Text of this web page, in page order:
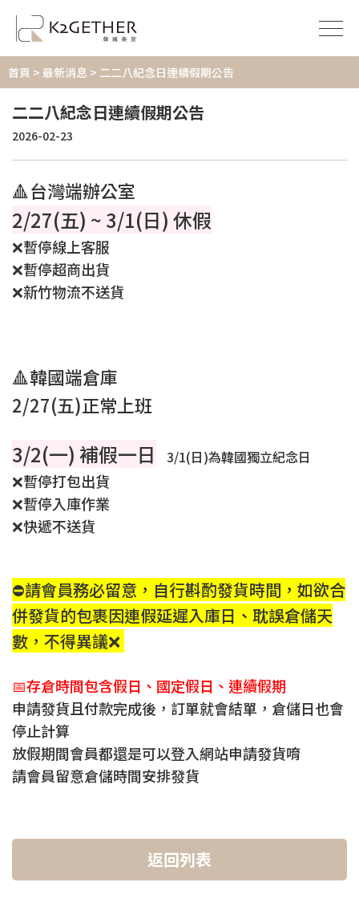
首頁 > 最新消息 > 二二八紀念日連續假期公告
二二八紀念日連續假期公告
2026-02-23
🔺台灣端辦公室
2/27(五) ~ 3/1(日) 休假
❌暫停線上客服
❌暫停超商出貨
❌新竹物流不送貨
🔺韓國端倉庫
2/27(五)正常上班
3/2(一) 補假一日 3/1(日)為韓國獨立紀念日
❌暫停打包出貨
❌暫停入庫作業
❌快遞不送貨
⛔請會員務必留意，自行斟酌發貨時間，如欲合
併發貨的包裹因連假延遲入庫日、耽誤倉儲天
數，不得異議❌
📅存倉時間包含假日、國定假日、連續假期
申請發貨且付款完成後，訂單就會結單，倉儲日也會
停止計算
放假期間會員都還是可以登入網站申請發貨唷
請會員留意倉儲時間安排發貨
返回列表